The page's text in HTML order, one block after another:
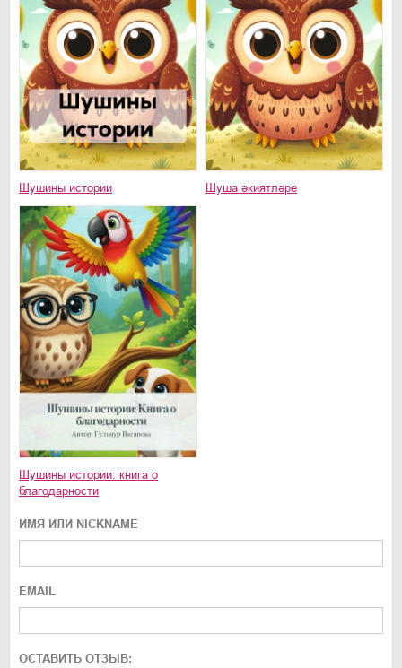
Шушины истории Шуша әкиятләре
Шушины истории: книга о
благодарности
ИМЯ ИЛИ NICKNAME
EMAIL
ОСТАВИТЬ ОТЗЫВ: